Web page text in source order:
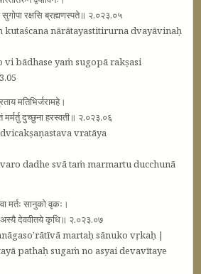
सुगोपा रक्षसि ब्रह्मणस्पते॥ २.०२३.०५
kutaścana nārātayastitirurna dvayāvinaḥ
bādhase yaṁ sugopā rakṣasi
मतिभिर्जरामहे।
मर्मर्तु दुच्छुना हरस्वती॥ २.०२३.०६
vratāya
dadhe svā taṁ marmartu ducchunā
मर्तः सानुको वृकः।
अस्यै देववीतये कृधि॥ २.०२३.०७
martaḥ sānuko vṛkaḥ |
pathaḥ sugaṁ no asyai devavītaye